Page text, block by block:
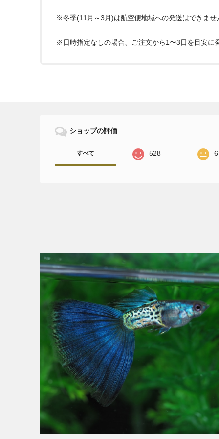
※冬季(11月～3月)は航空便地域への発送はできませ
※日時指定なしの場合、ご注文から1〜3日を目安に
ショップの評価
すべて 528 6